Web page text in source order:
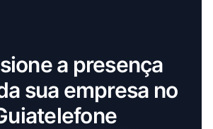
a presença
sua empresa no